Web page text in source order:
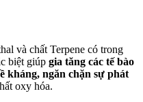
và chất Terpene có trong
biệt giúp gia tăng các tế bào
kháng, ngăn chặn sự phát
oxy hóa.